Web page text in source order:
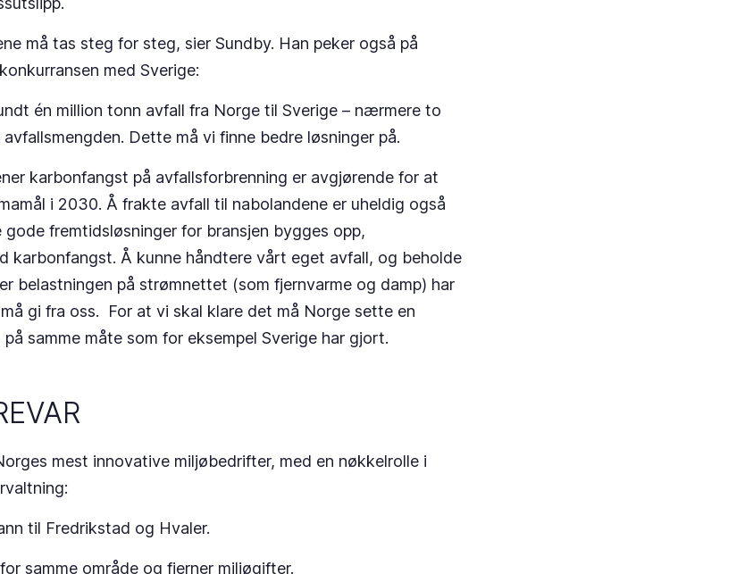
må tas steg for steg, sier Sundby. Han peker også på
med Sverige:
én million tonn avfall fra Norge til Sverige – nærmere to
Dette må vi finne bedre løsninger på.
karbonfangst på avfallsforbrenning er avgjørende for at
i 2030. Å frakte avfall til nabolandene er uheldig også
gode fremtidsløsninger for bransjen bygges opp,
karbonfangst. Å kunne håndtere vårt eget avfall, og beholde
belastningen på strømnettet (som fjernvarme og damp) har
gi fra oss. For at vi skal klare det må Norge sette en
samme måte som for eksempel Sverige har gjort.
mest innovative miljøbedrifter, med en nøkkelrolle i
til Fredrikstad og Hvaler.
samme område og fjerner miljøgifter.